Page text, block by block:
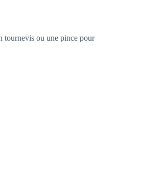
tournevis ou une pince pour